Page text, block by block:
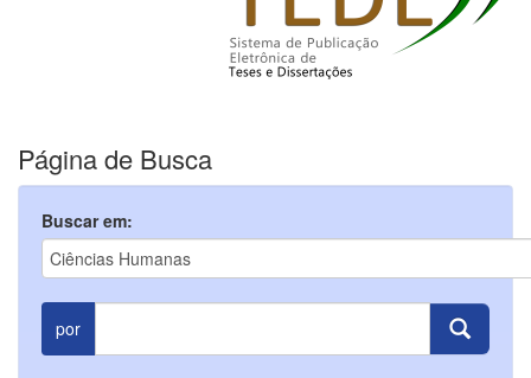
Página de Busca
Buscar em:
por